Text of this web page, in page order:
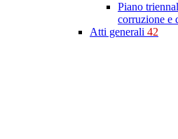
Piano
corruzione e
Atti generali 42